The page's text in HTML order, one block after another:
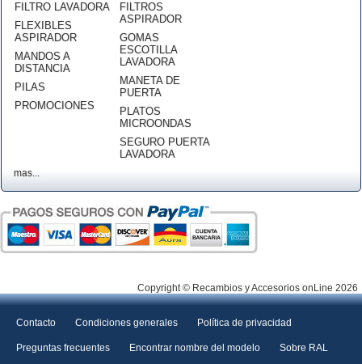
FILTRO LAVADORA
FLEXIBLES
ASPIRADOR
MANDOS A
DISTANCIA
PILAS
PROMOCIONES
FILTROS
ASPIRADOR
GOMAS
ESCOTILLA
LAVADORA
MANETA DE
PUERTA
PLATOS
MICROONDAS
SEGURO PUERTA
LAVADORA
mas...
Copyright © Recambios y Accesorios onLine 2026
Contacto Condiciones generales Política de privacidad
Preguntas frecuentes Encontrar nombre del modelo Sobre RAL